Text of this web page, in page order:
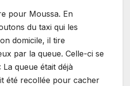
pour Moussa. En
du taxi qui les
domicile, il tire
par la queue. Celle-ci se
queue était déjà
été recollée pour cacher